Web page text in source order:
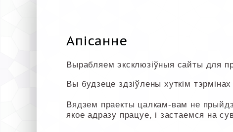
Апісанне
Вырабляем эксклюзіўныя сайты для
Вы будзеце здзіўлены хуткім
Вядзем праекты цалкам-вам не
якое адразу працуе, і застаемся на